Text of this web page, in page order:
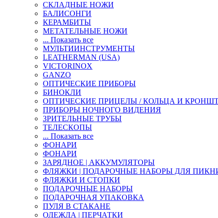
СКЛАДНЫЕ НОЖИ
БАЛИСОНГИ
КЕРАМБИТЫ
МЕТАТЕЛЬНЫЕ НОЖИ
... Показать все
МУЛЬТИИНСТРУМЕНТЫ
LEATHERMAN (USA)
VICTORINOX
GANZO
ОПТИЧЕСКИЕ ПРИБОРЫ
БИНОКЛИ
ОПТИЧЕСКИЕ ПРИЦЕЛЫ / КОЛЬЦА И
ПРИБОРЫ НОЧНОГО ВИДЕНИЯ
ЗРИТЕЛЬНЫЕ ТРУБЫ
ТЕЛЕСКОПЫ
... Показать все
ФОНАРИ
ФОНАРИ
ЗАРЯДНОЕ | АККУМУЛЯТОРЫ
ФЛЯЖКИ | ПОДАРОЧНЫЕ НАБОРЫ ДЛЯ
ФЛЯЖКИ И СТОПКИ
ПОДАРОЧНЫЕ НАБОРЫ
ПОДАРОЧНАЯ УПАКОВКА
ПУЛЯ В СТАКАНЕ
ОДЕЖДА | ПЕРЧАТКИ